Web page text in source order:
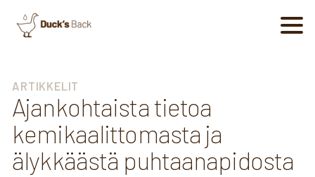
ARTIKKELIT
Ajankohtaista tietoa
kemikaalittomasta ja
älykkäästä puhtaanapidosta